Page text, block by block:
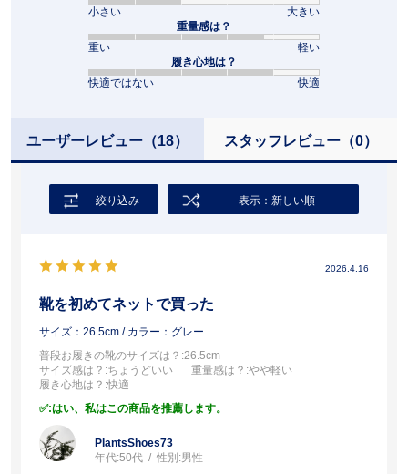
小さい
大きい
重量感は？
重い
軽い
履き心地は？
快適ではない
快適
ユーザーレビュー（18） スタッフレビュー（0）
絞り込み 表示：新しい順
2026.4.16
靴を初めてネットで買った
サイズ：26.5cm / カラー：グレー
普段お履きの靴のサイズは？ :26.5cm
サイズ感は？ :ちょうどいい 重量感は？ :やや軽い
履き心地は？ :快適
:はい、私はこの商品を推薦します。
PlantsShoes73
年代:50代 性別:男性